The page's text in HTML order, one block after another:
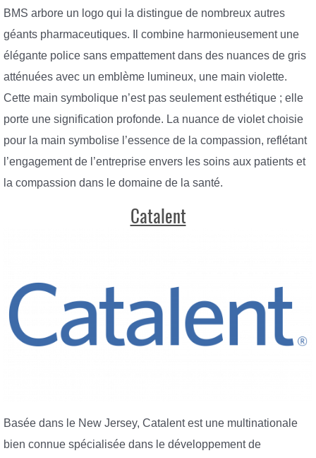
BMS arbore un logo qui la distingue de nombreux autres
géants pharmaceutiques. Il combine harmonieusement une
élégante police sans empattement dans des nuances de gris
atténuées avec un emblème lumineux, une main violette.
Cette main symbolique n’est pas seulement esthétique ; elle
porte une signification profonde. La nuance de violet choisie
pour la main symbolise l’essence de la compassion, reflétant
l’engagement de l’entreprise envers les soins aux patients et
la compassion dans le domaine de la santé.
Catalent
Basée dans le New Jersey, Catalent est une multinationale
bien connue spécialisée dans le développement de